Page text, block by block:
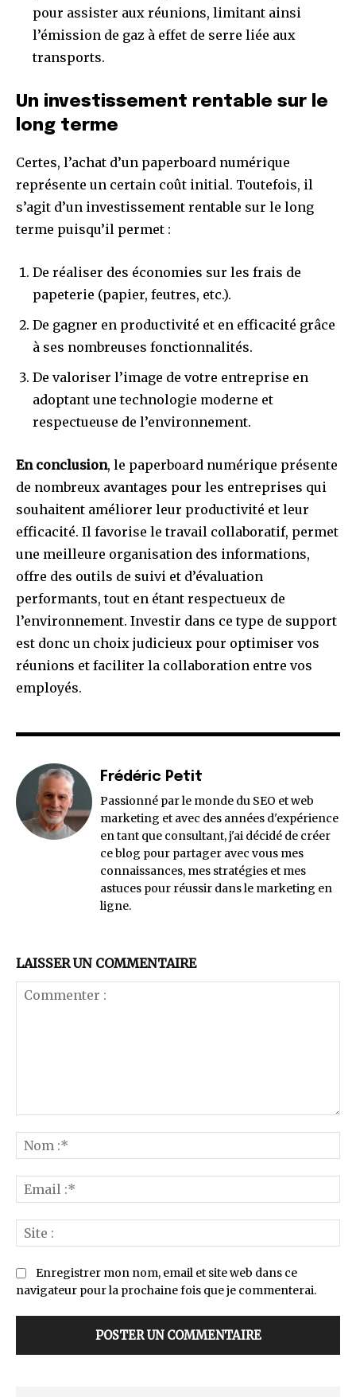
pour assister aux réunions, limitant ainsi
l’émission de gaz à effet de serre liée aux
transports.
Un investissement rentable sur le
long terme
Certes, l’achat d’un paperboard numérique
représente un certain coût initial. Toutefois, il
s’agit d’un investissement rentable sur le long
terme puisqu’il permet :
De réaliser des économies sur les frais de
papeterie (papier, feutres, etc.).
De gagner en productivité et en efficacité grâce
à ses nombreuses fonctionnalités.
De valoriser l’image de votre entreprise en
adoptant une technologie moderne et
respectueuse de l’environnement.
En conclusion, le paperboard numérique présente
de nombreux avantages pour les entreprises qui
souhaitent améliorer leur productivité et leur
efficacité. Il favorise le travail collaboratif, permet
une meilleure organisation des informations,
offre des outils de suivi et d’évaluation
performants, tout en étant respectueux de
l’environnement. Investir dans ce type de support
est donc un choix judicieux pour optimiser vos
réunions et faciliter la collaboration entre vos
employés.
Frédéric Petit
Passionné par le monde du SEO et web
marketing et avec des années d'expérience
en tant que consultant, j'ai décidé de créer
ce blog pour partager avec vous mes
connaissances, mes stratégies et mes
astuces pour réussir dans le marketing en
ligne.
LAISSER UN COMMENTAIRE
:*
:*
:
Enregistrer mon nom, email et site web dans ce
navigateur pour la prochaine fois que je commenterai.